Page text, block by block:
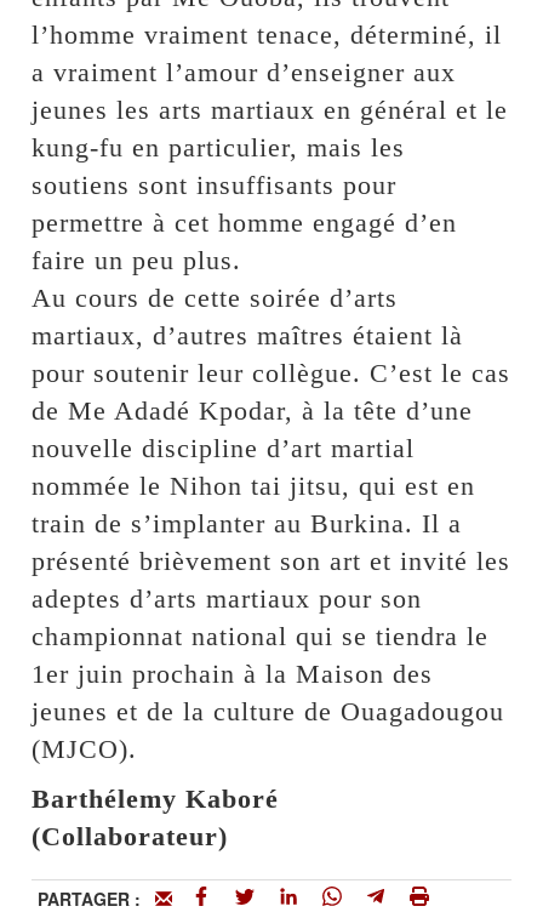
l’homme vraiment tenace, déterminé, il
a vraiment l’amour d’enseigner aux
jeunes les arts martiaux en général et le
kung-fu en particulier, mais les
soutiens sont insuffisants pour
permettre à cet homme engagé d’en
faire un peu plus.
Au cours de cette soirée d’arts
martiaux, d’autres maîtres étaient là
pour soutenir leur collègue. C’est le cas
de Me Adadé Kpodar, à la tête d’une
nouvelle discipline d’art martial
nommée le Nihon tai jitsu, qui est en
train de s’implanter au Burkina. Il a
présenté brièvement son art et invité les
adeptes d’arts martiaux pour son
championnat national qui se tiendra le
1er juin prochain à la Maison des
jeunes et de la culture de Ouagadougou
(MJCO).
Barthélemy Kaboré
(Collaborateur)
PARTAGER :